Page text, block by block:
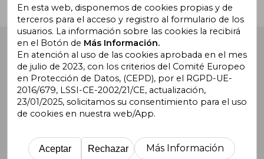
Buscalibre España. Calle Energía, 65, Nave 3 (08940),
Cornellà de Llobregat, Barcelona. Derechos Reservados.
Buscalibre Argentina| Buscalibre Chile
Buscalibre Uruguay|Buscalibre México|Buscalibre
Perú
|Buscalibre Estados Unidos|Buscalibre Otros
En esta web, disponemos de cookies propias y de
terceros para el acceso y registro al formulario de los
usuarios. La información sobre las cookies la recibirá
en el Botón de Más Información.
En atención al uso de las cookies aprobada en el mes
de julio de 2023, con los criterios del Comité Europeo
en Protección de Datos, (CEPD), por el RGPD-UE-
2016/679, LSSI-CE-2002/21/CE, actualización,
23/01/2025, solicitamos su consentimiento para el uso
de cookies en nuestra web/App.
Aceptar Rechazar Más Información